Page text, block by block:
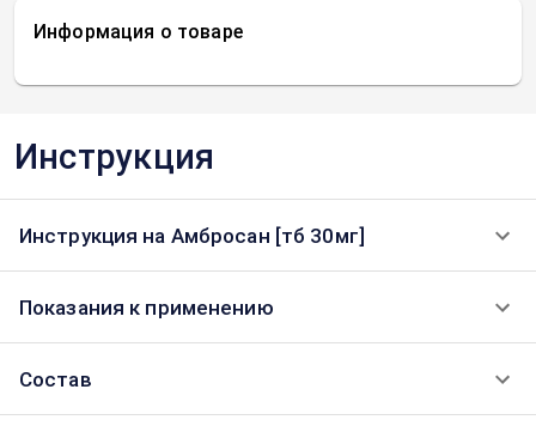
Информация о товаре
Инструкция
Инструкция на Амбросан [тб 30мг]
Показания к применению
Состав